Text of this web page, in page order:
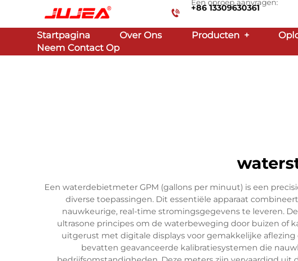
Een oproep aanvragen:
+86 13309630361
Startpagina Over Ons Producten +
Neem Contact Op
Een waterdebietmeter GPM (gallons per minuut) is een
diverse toepassingen. Dit essentiële apparaat
nauwkeurige, real-time stromingsgegevens te leveren.
ultrasone principes om de waterbeweging door buizen of
uitgerust met digitale displays voor gemakkelijke
bevatten geavanceerde kalibratiesystemen die